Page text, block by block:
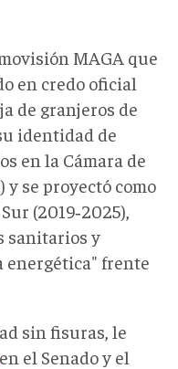
MAGA que
en credo oficial
de granjeros de
identidad de
en la Cámara de
y se proyectó como
(2019‑2025),
sanitarios y
energética" frente
sin fisuras, le
en el Senado y el